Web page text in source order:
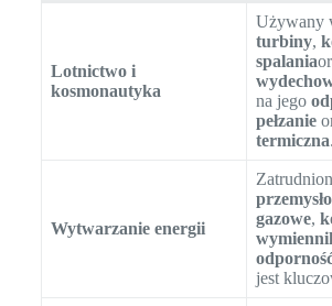
Lotnictwo i
kosmonautyka
Używany
turbiny,
spalania
na jego
pełzanie
termiczna.
Wytwarzanie energii
gazowe,
jest